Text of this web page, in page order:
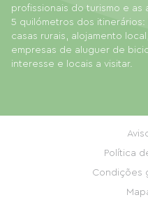
profissionais do turismo e as
5 quilómetros dos
casas rurais, alojamento
empresas de aluguer de
interesse e locais a visitar.
Política
Condições